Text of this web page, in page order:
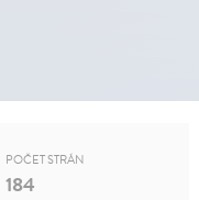
POČET STRÁN
184